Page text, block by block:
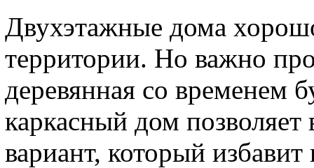
Двухэтажные дома
территории. Но важно
деревянная со временем
каркасный дом
вариант, который